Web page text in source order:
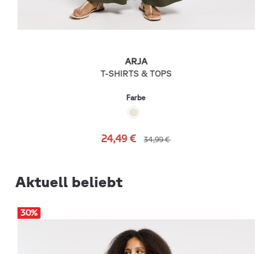
ARJA
T-SHIRTS & TOPS
Farbe
24,49 € 34,99 €
Aktuell beliebt
30%